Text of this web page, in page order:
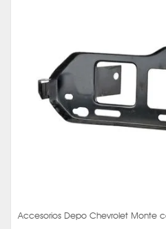
Accesorios Depo Chevrolet Monte